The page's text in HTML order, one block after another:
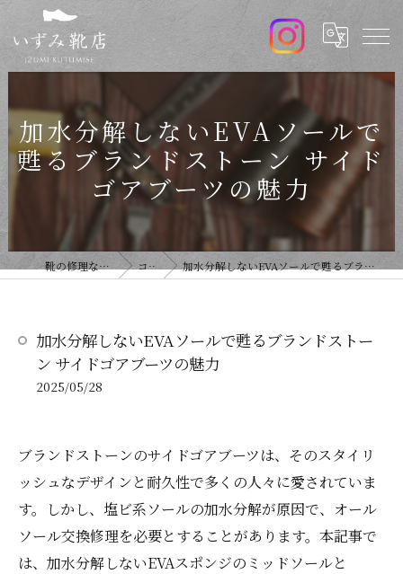
加水分解しないEVAソールで
甦るブランドストーン サイド
ゴアブーツの魅力
靴の修理ならいずみ靴店 コラム 加水分解しないEVAソールで甦るブランドストーン サイドゴアブーツの魅力
加水分解しないEVAソールで甦るブランドストー
ン サイドゴアブーツの魅力
2025/05/28
ブランドストーンのサイドゴアブーツは、そのスタイリ
ッシュなデザインと耐久性で多くの人々に愛されていま
す。しかし、塩ビ系ソールの加水分解が原因で、オール
ソール交換修理を必要とすることがあります。本記事で
は、加水分解しないEVAスポンジのミッドソールと